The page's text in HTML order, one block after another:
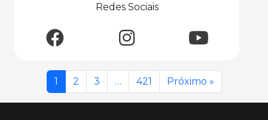
Redes Sociais
1 2 3 … 421 Próximo »